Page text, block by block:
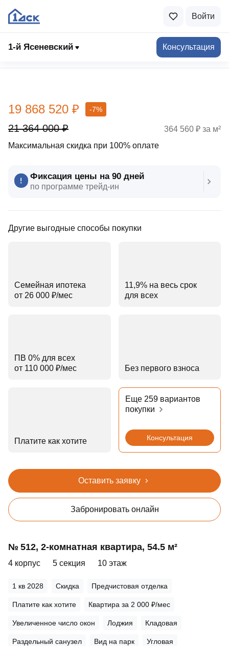
Войти
1-й Ясеневский Консультация
Выбрать квартиру
21 364 000 ₽
19 868 520 ₽ -7%
Максимальная скидка при 100% оплате
Фиксация цены на 90 дней
по программе трейд‑ин
Другие выгодные способы покупки
Семейная ипотека
от 26 000 ₽⁠/⁠мес
11,9% на весь срок
для всех
ПВ 0% для всех
от 110 000 ₽⁠/⁠мес
Без первого взноса
Платите как хотите
Еще 259 вариантов
покупки
Консультация
364 560 ₽ за м²
Оставить заявку
Забронировать онлайн
№ 512, 2‑комнатная квартира, 54.5 м²
4 корпус 5 секция 10 этаж
1 кв 2028 Скидка Предчистовая отделка
Платите как хотите Квартира за 2 000 ₽/мес
Увеличенное число окон Лоджия Кладовая
Раздельный санузел Вид на парк Угловая